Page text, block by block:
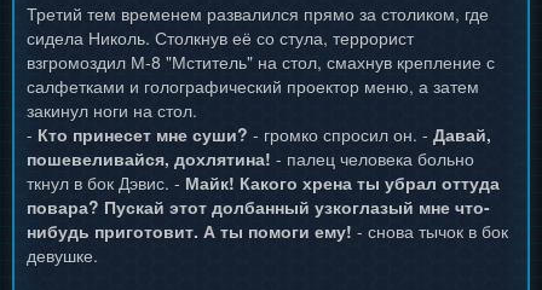
Третий тем временем развалился прямо за столиком, где
сидела Николь. Столкнув её со стула, террорист
взгромоздил М-8 "Мститель" на стол, смахнув крепление с
салфетками и голографический проектор меню, а затем
закинул ноги на стол.
- Кто принесет мне суши? - громко спросил он. - Давай,
пошевеливайся, дохлятина! - палец человека больно
ткнул в бок Дэвис. - Майк! Какого хрена ты убрал оттуда
повара? Пускай этот долбанный узкоглазый мне что-
нибудь приготовит. А ты помоги ему! - снова тычок в бок
девушке.